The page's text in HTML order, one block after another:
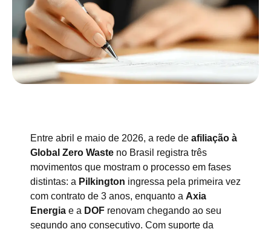
Entre abril e maio de 2026, a rede de afiliação à
Global Zero Waste no Brasil registra três
movimentos que mostram o processo em fases
distintas: a Pilkington ingressa pela primeira vez
com contrato de 3 anos, enquanto a Axia
Energia e a DOF renovam chegando ao seu
segundo ano consecutivo. Com suporte da